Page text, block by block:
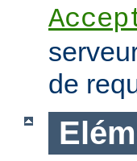
de